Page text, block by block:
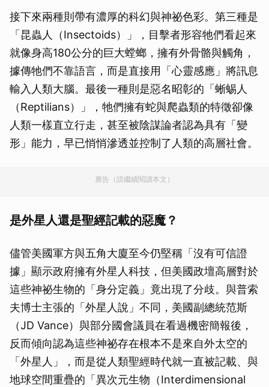
接下來兩種則帶有濃厚的科幻與神祕色彩。第三種是
「昆蟲人（Insectoids）」，目擊者形容牠們看起來
就像身高180公分的巨大螳螂，擁有外骨骼與觸角，
據傳牠們不靠語言，而是直接用「心靈感應」將訊息
輸入人類大腦。最後一種則是惡名昭彰的「蜥蜴人
（Reptilians）」，牠們擁有蛇與爬蟲類的特徵卻像
人類一樣直立行走，甚至被陰謀論者認為具有「變
形」能力，早已悄悄滲透並控制了人類的高層社會。
廣告（請繼續閱讀本文）
是外星人還是聖經記載的惡魔？
儘管美國軍方與五角大廈至今仍堅稱「沒有可信證
據」顯示政府擁有外星人科技，但美國政壇高層對於
這些神祕生物的「身分定義」竟出現了分歧。與普索
夫博士主張的「外星人說」不同，美國副總統范斯
（JD Vance）與部分國會議員在看過機密簡報後，
反而傾向認為這些神祕存在根本不是來自外太空的
「外星人」，而是從人類聖經時代就一直被記載、與
地球空間重疊的「異次元生物（Interdimensional